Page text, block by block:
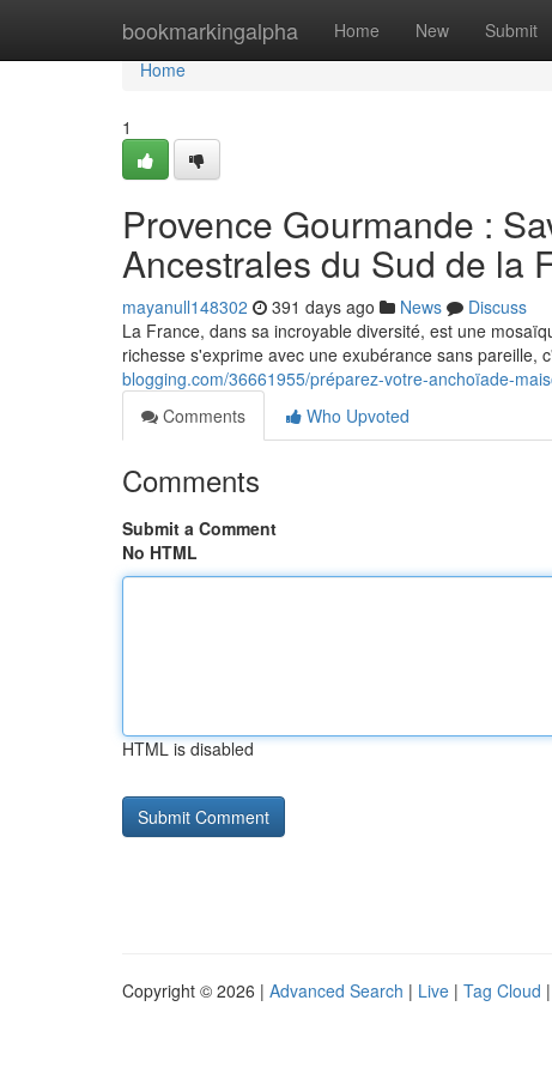
bookmarkingalpha Home New Submit
Home
Home
1
Provence Gourmande :
Ancestrales du Sud de la
mayanull148302 391 days ago News
Discuss
La France, dans sa incroyable diversité, est une
richesse s'exprime avec une exubérance sans pareille,
blogging.com/36661955/préparez-votre-anchoïade-
Comments
Who Upvoted
Comments
Submit a Comment
No HTML
HTML is disabled
Copyright © 2026 | Advanced Search | Live | Tag Cloud |